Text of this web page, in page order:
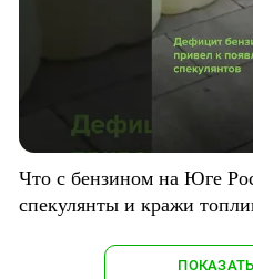
Что с бензином на Юге
спекулянты и кражи